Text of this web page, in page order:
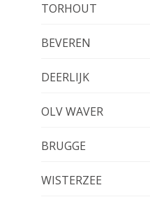
TORHOUT
BEVEREN
DEERLIJK
OLV WAVER
BRUGGE
WISTERZEE